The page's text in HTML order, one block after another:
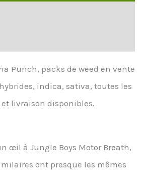
Punch, packs de weed en vente
indica, sativa, toutes les
livraison disponibles.
œil à Jungle Boys Motor Breath,
ont presque les mêmes